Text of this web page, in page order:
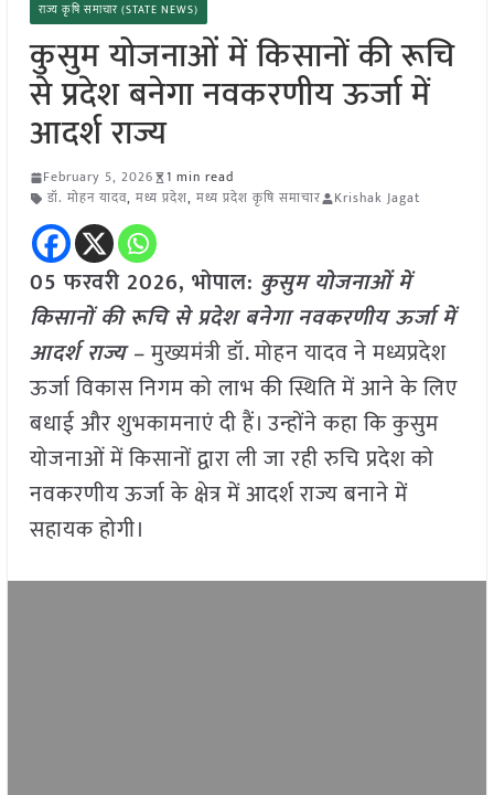
राज्य कृषि समाचार (STATE NEWS)
कुसुम योजनाओं में किसानों की रूचि
से प्रदेश बनेगा नवकरणीय ऊर्जा में
आदर्श राज्य
February 5, 2026
1 min read
डॉ. मोहन यादव, मध्य प्रदेश, मध्य प्रदेश कृषि समाचार Krishak Jagat
05 फरवरी 2026, भोपाल: कुसुम योजनाओं में
किसानों की रूचि से प्रदेश बनेगा नवकरणीय ऊर्जा में
आदर्श राज्य –मुख्यमंत्री डॉ. मोहन यादव ने मध्यप्रदेश
ऊर्जा विकास निगम को लाभ की स्थिति में आने के लिए
बधाई और शुभकामनाएं दी हैं। उन्होंने कहा कि कुसुम
योजनाओं में किसानों द्वारा ली जा रही रुचि प्रदेश को
नवकरणीय ऊर्जा के क्षेत्र में आदर्श राज्य बनाने में
सहायक होगी।